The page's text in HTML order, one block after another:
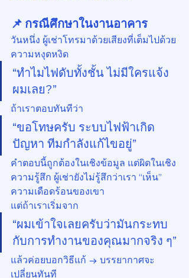
📌 กรณีศึกษาในงานอาคาร
วันหนึ่ง ผู้เช่าโทรมาด้วยเสียงที่เต็มไปด้วย
ความหงุดหงิด
“ทำไมไฟดับทั้งชั้น ไม่มีใครแจ้ง
ผมเลย?”
ถ้าเราตอบทันทีว่า
“ขอโทษครับ ระบบไฟฟ้าเกิด
ปัญหา ทีมกำลังแก้ไขอยู่”
คำตอบนี้ถูกต้องในเชิงข้อมูล แต่ผิดในเชิง
ความรู้สึก ผู้เช่ายังไม่รู้สึกว่าเรา “เห็น”
ความเดือดร้อนของเขา
แต่ถ้าเราเริ่มจาก
“ผมเข้าใจเลยครับว่ามันกระทบ
กับการทำงานของคุณมากจริง ๆ”
แล้วค่อยบอกวิธีแก้ → บรรยากาศจะ
เปลี่ยนทันที